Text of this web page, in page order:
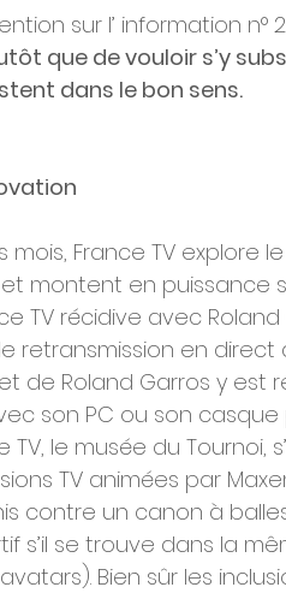
sur l’ information n° 2.
que de vouloir s’y
dans le bon sens.
France TV explore
montent en puissance
TV récidive avec
retransmission en
de Roland Garros y est
son PC ou son
le musée du Tournoi,
TV animées par
contre un canon à
s’il se trouve dans la
Bien sûr les